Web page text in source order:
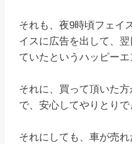
それも、夜9時頃フェイ
イスに広告を出して、
ていたというハッピーエ
それに、買って頂いた
で、安心してやりとりで
それにしても、車が売